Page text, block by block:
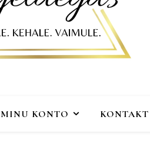
MINU KONTO KONTAKT